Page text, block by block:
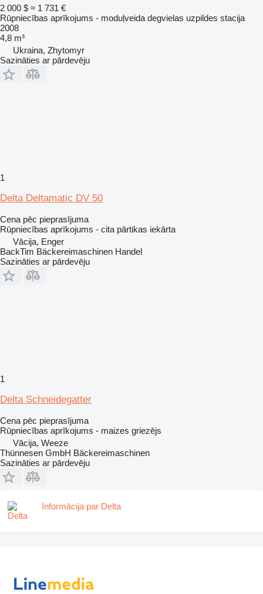
2 000 $ ≈ 1 731 €
Rūpniecības aprīkojums - moduļveida degvielas uzpildes stacija
2008
4,8 m³
Ukraina, Zhytomyr
Sazināties ar pārdevēju
1
Delta Deltamatic DV 50
Cena pēc pieprasījuma
Rūpniecības aprīkojums - cita pārtikas iekārta
Vācija, Enger
BackTim Bäckereimaschinen Handel
Sazināties ar pārdevēju
1
Delta Schneidegatter
Cena pēc pieprasījuma
Rūpniecības aprīkojums - maizes griezējs
Vācija, Weeze
Thünnesen GmbH Bäckereimaschinen
Sazināties ar pārdevēju
Informācija par Delta